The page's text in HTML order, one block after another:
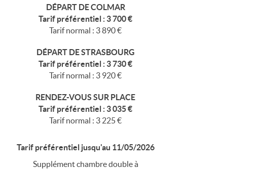
DÉPART DE COLMAR
Tarif préférentiel : 3 700 €
Tarif normal : 3 890 €
DÉPART DE STRASBOURG
Tarif préférentiel : 3 730 €
Tarif normal : 3 920 €
RENDEZ-VOUS SUR PLACE
Tarif préférentiel : 3 035 €
Tarif normal : 3 225 €
Tarif préférentiel jusqu'au 11/05/2026
Supplément chambre double à